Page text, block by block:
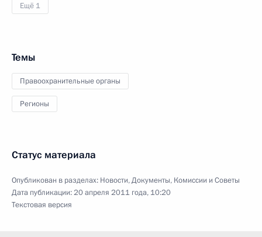
Ещё 1
Темы
Правоохранительные органы
Регионы
Статус материала
Опубликован в разделах: Новости,Документы, Комиссии и Советы
Дата публикации:20 апреля 2011 года, 10:20
Текстовая версия